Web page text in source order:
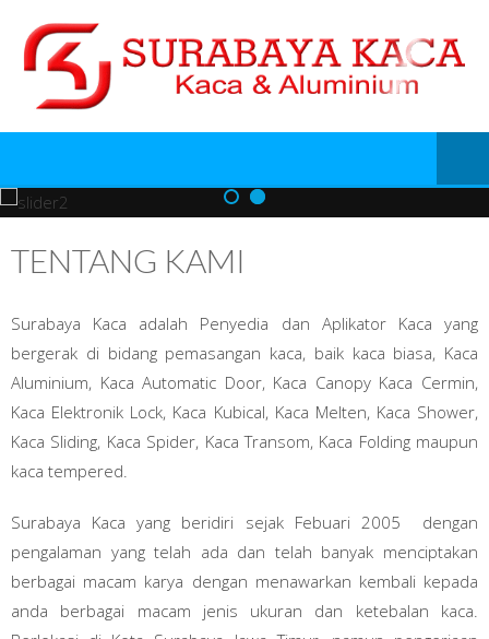
TENTANG KAMI
Surabaya Kaca adalah Penyedia dan Aplikator Kaca yang
bergerak di bidang pemasangan kaca, baik kaca biasa, Kaca
Aluminium, Kaca Automatic Door, Kaca Canopy Kaca Cermin,
Kaca Elektronik Lock, Kaca Kubical, Kaca Melten, Kaca Shower,
Kaca Sliding, Kaca Spider, Kaca Transom, Kaca Folding maupun
kaca tempered.
Surabaya Kaca yang beridiri sejak Febuari 2005 dengan
pengalaman yang telah ada dan telah banyak menciptakan
berbagai macam karya dengan menawarkan kembali kepada
anda berbagai macam jenis ukuran dan ketebalan kaca.